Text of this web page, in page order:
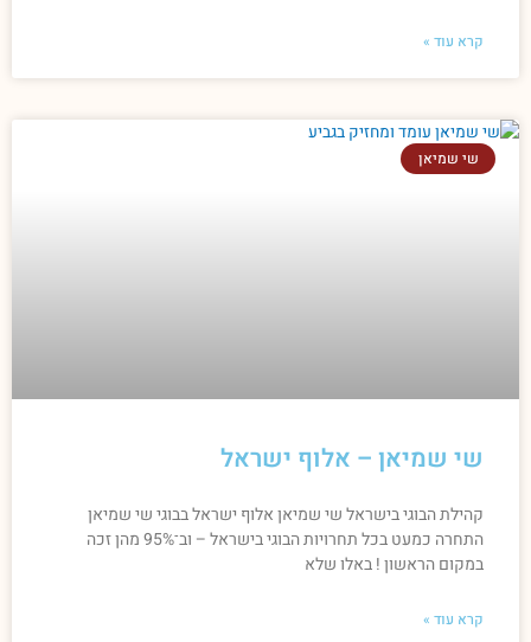
קרא עוד »
שי שמיאן
שי שמיאן – אלוף ישראל
קהילת הבוגי בישראל שי שמיאן אלוף ישראל בבוגי שי שמיאן
התחרה כמעט בכל תחרויות הבוגי בישראל – וב־95% מהן זכה
במקום הראשון ! באלו שלא
קרא עוד »